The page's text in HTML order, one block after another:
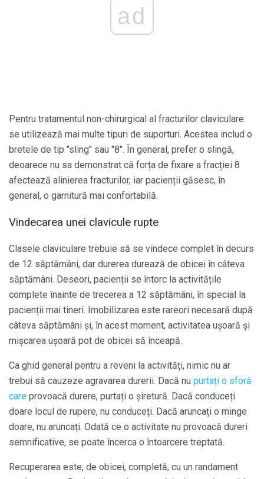
ad
Pentru tratamentul non-chirurgical al fracturilor claviculare
se utilizează mai multe tipuri de suporturi. Acestea includ o
bretele de tip "sling" sau "8". În general, prefer o slingă,
deoarece nu sa demonstrat că forța de fixare a fracției 8
afectează alinierea fracturilor, iar pacienții găsesc, în
general, o garnitură mai confortabilă.
Vindecarea unei clavicule rupte
Clasele claviculare trebuie să se vindece complet în decurs
de 12 săptămâni, dar durerea durează de obicei în câteva
săptămâni. Deseori, pacienții se întorc la activitățile
complete înainte de trecerea a 12 săptămâni, în special la
pacienții mai tineri. Imobilizarea este rareori necesară după
câteva săptămâni și, în acest moment, activitatea ușoară și
mișcarea ușoară pot de obicei să înceapă.
Ca ghid general pentru a reveni la activități, nimic nu ar
trebui să cauzeze agravarea durerii. Dacă nu purtați o sforă
care provoacă durere, purtați o șiretură. Dacă conduceți
doare locul de rupere, nu conduceți. Dacă aruncați o minge
doare, nu aruncați. Odată ce o activitate nu provoacă dureri
semnificative, se poate încerca o întoarcere treptată.
Recuperarea este, de obicei, completă, cu un randament